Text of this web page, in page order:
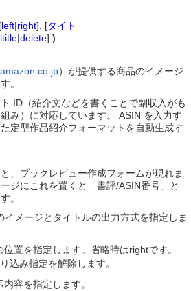
[left|right], [タイト
|delete] )
）が提供する商品のイメージ
。
ID（紹介文などを書くことで副収入がも
み）に対応しています。 ASIN を入力す
定型作品紹介フォーマットを自動生成す
、ブックレビュー作成フォームが現れま
ジにこれを置くと「書評/ASIN番号」と
。
メージとタイトルの出力方式を指定しま
置を指定します。省略時はrightです。
込み指定を解除します。
容を指定します。